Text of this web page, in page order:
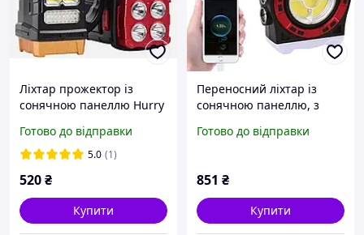
Ліхтар прожектор із
сонячною панеллю Hurry
Готово до відправки
5.0 (1)
520₴
Купити
Переносний ліхтар із
сонячною панеллю, з
ліхтар акумуляторний /
Готово до відправки
851 ₴
Купити